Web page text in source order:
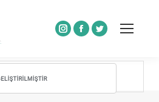
Instagram
Facebook
Twitter